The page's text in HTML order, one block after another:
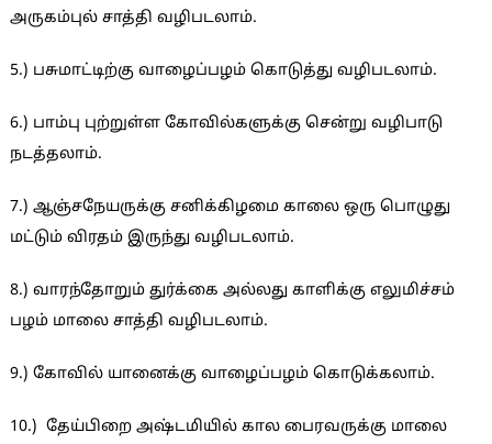
அருகம்புல் சாத்தி வழிபடலாம்.
5.) பசுமாட்டிற்கு வாழைப்பழம் கொடுத்து வழிபடலாம்.
6.) பாம்பு புற்றுள்ள கோவில்களுக்கு சென்று வழிபாடு
நடத்தலாம்.
7.) ஆஞ்சநேயருக்கு சனிக்கிழமை காலை ஒரு பொழுது
மட்டும் விரதம் இருந்து வழிபடலாம்.
8.) வாரந்தோறும் துர்க்கை அல்லது காளிக்கு எலுமிச்சம்
பழம் மாலை சாத்தி வழிபடலாம்.
9.) கோவில் யானைக்கு வாழைப்பழம் கொடுக்கலாம்.
10.) தேய்பிறை அஷ்டமியில் கால பைரவருக்கு மாலை